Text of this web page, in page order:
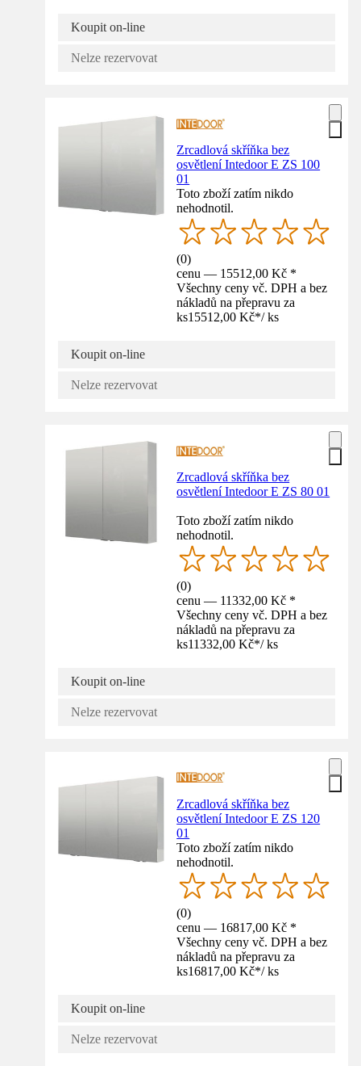
Koupit on-line
Nelze rezervovat
Zrcadlová skříňka bez
osvětlení Intedoor E ZS 100
01
Toto zboží zatím nikdo
nehodnotil.
(0)
cenu — 15512,00 Kč *
Všechny ceny vč. DPH a bez
nákladů na přepravu za
ks15512,00 Kč*/ ks
Koupit on-line
Nelze rezervovat
Zrcadlová skříňka bez
osvětlení Intedoor E ZS 80 01
Toto zboží zatím nikdo
nehodnotil.
(0)
cenu — 11332,00 Kč *
Všechny ceny vč. DPH a bez
nákladů na přepravu za
ks11332,00 Kč*/ ks
Koupit on-line
Nelze rezervovat
Zrcadlová skříňka bez
osvětlení Intedoor E ZS 120
01
Toto zboží zatím nikdo
nehodnotil.
(0)
cenu — 16817,00 Kč *
Všechny ceny vč. DPH a bez
nákladů na přepravu za
ks16817,00 Kč*/ ks
Koupit on-line
Nelze rezervovat